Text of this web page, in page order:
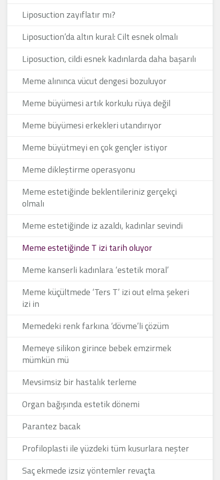
Liposuction zayıflatır mı?
Liposuction’da altın kural: Cilt esnek olmalı
Liposuction, cildi esnek kadınlarda daha başarılı
Meme alınınca vücut dengesi bozuluyor
Meme büyümesi artık korkulu rüya değil
Meme büyümesi erkekleri utandırıyor
Meme büyütmeyi en çok gençler istiyor
Meme dikleştirme operasyonu
Meme estetiğinde beklentileriniz gerçekçi
olmalı
Meme estetiğinde iz azaldı, kadınlar sevindi
Meme estetiğinde T izi tarih oluyor
Meme kanserli kadınlara ‘estetik moral’
Meme küçültmede ‘Ters T’ izi out elma şekeri
izi in
Memedeki renk farkına ‘dövme’li çözüm
Memeye silikon girince bebek emzirmek
mümkün mü
Mevsimsiz bir hastalık terleme
Organ bağışında estetik dönemi
Parantez bacak
Profiloplasti ile yüzdeki tüm kusurlara neşter
Saç ekmede izsiz yöntemler revaçta